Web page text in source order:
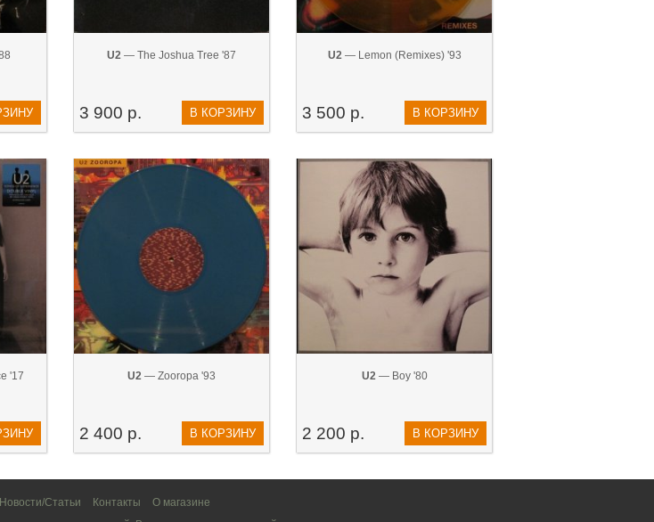
U2 — The Joshua Tree '87
3 900 р. В КОРЗИНУ
U2— Lemon (Remixes) '93
3 500 р. В КОРЗИНУ
'17 U2 — Zooropa '93
2 400 р. В КОРЗИНУ
U2— Boy '80
2 200 р. В КОРЗИНУ
Новости/Статьи Контакты
О магазине